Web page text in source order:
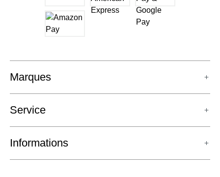
Marques
Service
Informations